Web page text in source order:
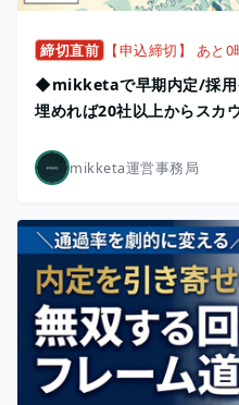
締切直前 【申込締切】 あと0
◆mikketaで早期内定/採用
埋めれば20社以上からスカ
mikketa運営事務局